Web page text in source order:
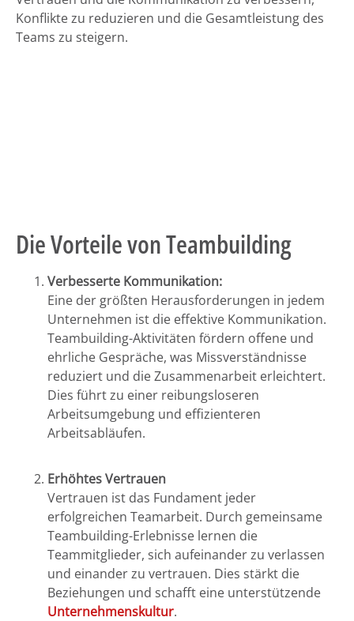
Konflikte zu reduzieren und die Gesamtleistung des
Teams zu steigern.
Die Vorteile von Teambuilding
Verbesserte Kommunikation:
Eine der größten Herausforderungen in jedem
Unternehmen ist die effektive Kommunikation.
Teambuilding-Aktivitäten fördern offene und
ehrliche Gespräche, was Missverständnisse
reduziert und die Zusammenarbeit erleichtert.
Dies führt zu einer reibungsloseren
Arbeitsumgebung und effizienteren
Arbeitsabläufen.
Erhöhtes Vertrauen
Vertrauen ist das Fundament jeder
erfolgreichen Teamarbeit. Durch gemeinsame
Teambuilding-Erlebnisse lernen die
Teammitglieder, sich aufeinander zu verlassen
und einander zu vertrauen. Dies stärkt die
Beziehungen und schafft eine unterstützende
Unternehmenskultur.